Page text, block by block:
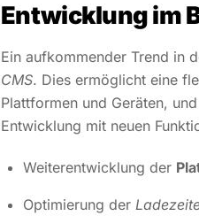
Entwicklung im
Ein aufkommender Trend in
CMS. Dies ermöglicht eine
Plattformen und Geräten,
Entwicklung mit neuen
Weiterentwicklung der
Optimierung der